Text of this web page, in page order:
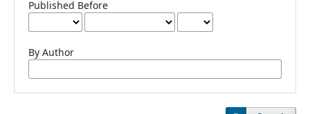
Published Before
By Author